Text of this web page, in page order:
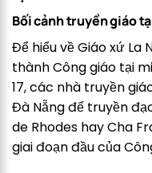
Bối cảnh truyền giáo
Để hiểu về Giáo xứ La
thành Công giáo tại
17, các nhà truyền
Đà Nẵng để truyền
de Rhodes hay Cha
giai đoạn đầu của